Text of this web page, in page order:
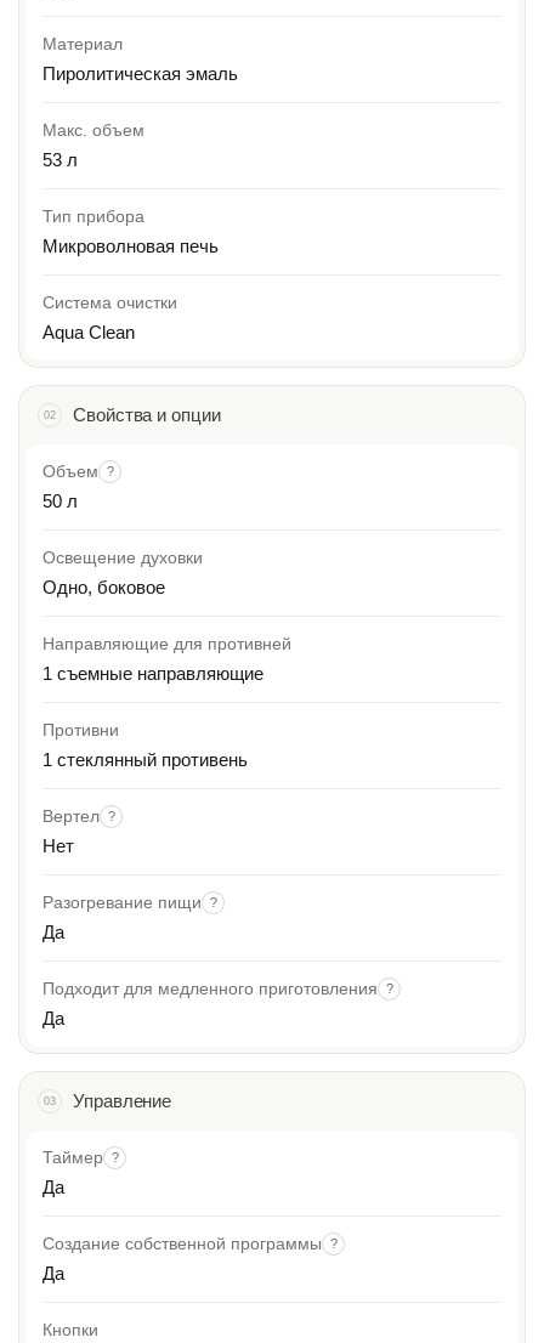
Материал
Пиролитическая эмаль
Макс. объем
53 л
Тип прибора
Микроволновая печь
Система очистки
Aqua Clean
02 Свойства и опции
Объем ?
50 л
Освещение духовки
Одно, боковое
Направляющие для противней
1 съемные направляющие
Противни
1 стеклянный противень
Вертел ?
Нет
Разогревание пищи ?
Да
Подходит для медленного приготовления ?
Да
03 Управление
Таймер ?
Да
Создание собственной программы ?
Да
Кнопки